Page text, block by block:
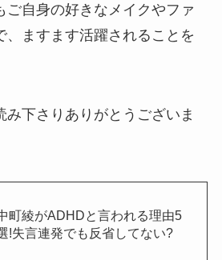
ご自身の好きなメイクやファ
、ますます活躍されることを
み下さりありがとうございま
町綾がADHDと言われる理由5
!失言連発でも反省してない?